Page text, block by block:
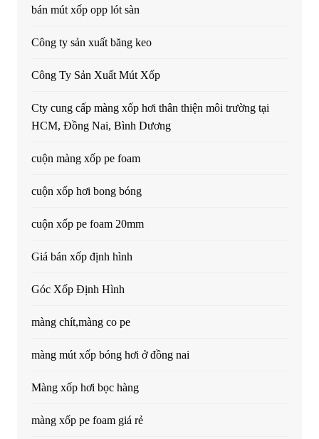
bán mút xốp opp lót sàn
Công ty sản xuất băng keo
Công Ty Sản Xuất Mút Xốp
Cty cung cấp màng xốp hơi thân thiện môi trường tại
HCM, Đồng Nai, Bình Dương
cuộn màng xốp pe foam
cuộn xốp hơi bong bóng
cuộn xốp pe foam 20mm
Giá bán xốp định hình
Góc Xốp Định Hình
màng chít,màng co pe
màng mút xốp bóng hơi ở đồng nai
Màng xốp hơi bọc hàng
màng xốp pe foam giá rẻ